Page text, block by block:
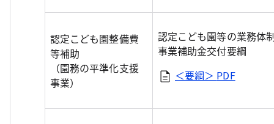
認定こども園整備費
等補助
（園務の平準化支援
事業）
認定こども園等の業務体
事業補助金交付要綱
＜要綱＞ PDF